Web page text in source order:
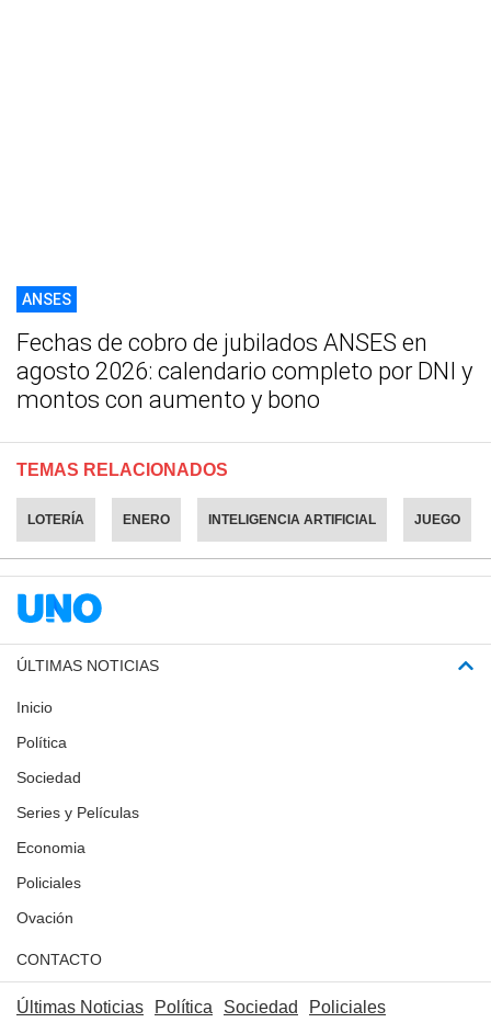
ANSES
Fechas de cobro de jubilados ANSES en
agosto 2026: calendario completo por DNI y
montos con aumento y bono
TEMAS RELACIONADOS
LOTERÍA ENERO INTELIGENCIA ARTIFICIAL JUEGO
ÚLTIMAS NOTICIAS
Inicio
Política
Sociedad
Series y Películas
Economia
Policiales
Ovación
CONTACTO
Últimas Noticias Política Sociedad
Policiales